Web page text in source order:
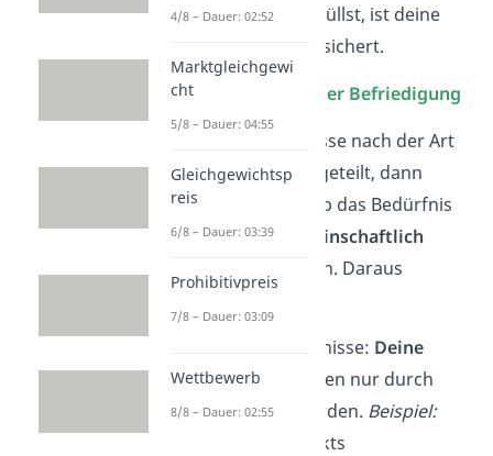
Wenn du sienicht
erfüllst, ist deine
Existenz trotzdem gesichert.
Einteilung nach
Art der Befriedigung
Werden die Bedürfnisse nach der Art
der Befriedigung eingeteilt, dann
berücksichtigst du, ob das Bedürfnis
alleinoder nur gemeinschaftlich
beseitigt werden kann. Daraus
entstehen die:
bedürfnisse: Deine
Bedürfnisse können nur durch
dichbeseitigt werden. Beispiel:
Kauf eines Produkts
4/8 – Dauer: 02:52
Marktgleichgewi
cht
5/8 – Dauer: 04:55
Gleichgewichtsp
reis
6/8 – Dauer: 03:39
Prohibitivpreis
7/8 – Dauer: 03:09
Wettbewerb
8/8 – Dauer: 02:55